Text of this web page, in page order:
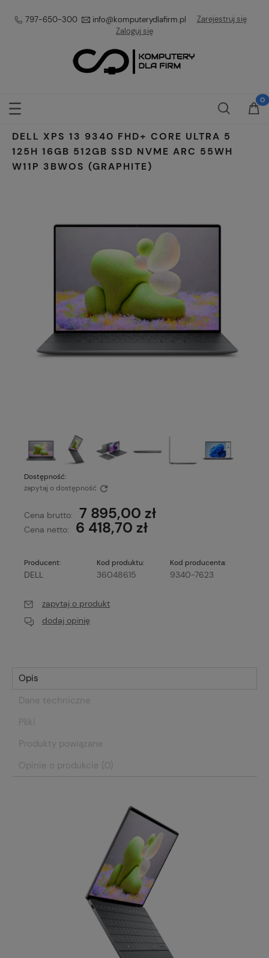
797-650-300 info@komputerydlafirm.pl
Zarejestruj się
Zaloguj się
DELL XPS 13 9340 FHD+ CORE ULTRA 5
125H 16GB 512GB SSD NVME ARC 55WH
W11P 3BWOS (GRAPHITE)
Dostępność:
zapytaj o dostępność
Cena brutto: 7 895,00 zł
Cena netto: 6 418,70 zł
Producent:
DELL
Kod produktu:
36048615
Kod producenta:
9340-7623
zapytaj o produkt
dodaj opinię
Opis
Dane techniczne
Pliki
Produkty powiązane
Opinie o produkcie (0)